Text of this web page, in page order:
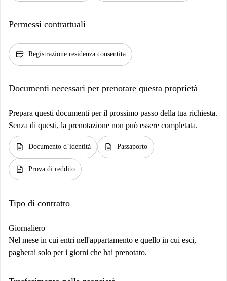
Permessi contrattuali
credit_score Registrazione residenza consentita
Documenti necessari per prenotare questa proprietà
Prepara questi documenti per il prossimo passo della tua richiesta.
Senza di questi, la prenotazione non può essere completata.
description Documento d’identità description Passaporto
description Prova di reddito
Tipo di contratto
Giornaliero
Nel mese in cui entri nell'appartamento e quello in cui esci,
pagherai solo per i giorni che hai prenotato.